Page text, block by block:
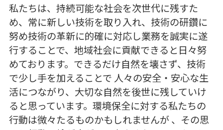
私たちは、持続可能な社会を次世代に残すた
め、常に新しい技術を取り入れ、技術の研鑽に
努め技術の革新に的確に対応し業務を誠実に遂
行することで、地域社会に貢献できると日々努
めております。できるだけ自然を壊さず、技術
で少し手を加えることで 人々の安全・安心な生
活につながり、大切な自然を後世に残していけ
ると思っています。環境保全に対する私たちの
行動は微々たるものかもしれませんが 、その思